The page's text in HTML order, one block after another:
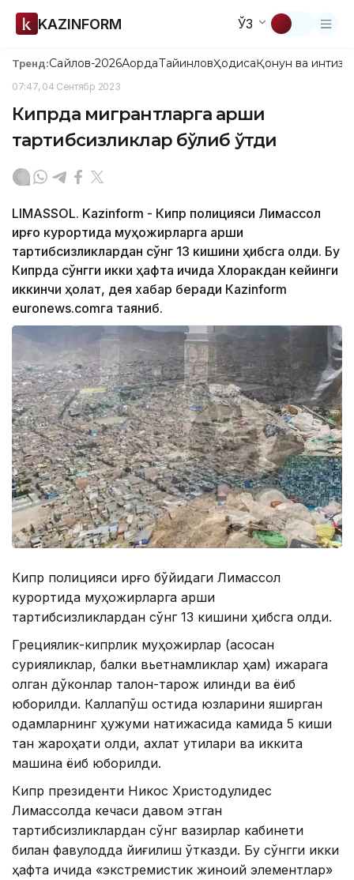
KAZINFORM ЎЗ
Тренд:Сайлов-2026АқордаТайинловҲодисаҚонун ва
07:47, 04 Сентябр 2023
Кипрда мигрантларга қарши
тартибсизликлар бўлиб ўтди
LIMASSOL. Kazinform - Кипр полицияси Лимассол
қирғоқ курортида муҳожирларга қарши
тартибсизликлардан сўнг 13 кишини ҳибсга олди. Бу
Кипрда сўнгги икки ҳафта ичида Хлоракдан кейинги
иккинчи ҳолат, дея хабар беради Кazinform
euronews.cоmга таяниб.
Кипр полицияси қирғоқ бўйидаги Лимассол
курортида муҳожирларга қарши
тартибсизликлардан сўнг 13 кишини ҳибсга олди.
Грециялик-кипрлик муҳожирлар (асосан
сурияликлар, балки вьетнамликлар ҳам) ижарага
олган дўконлар талон-тарож қилинди ва ёқиб
юборилди. Каллапўш остида юзларини яширган
одамларнинг ҳужуми натижасида камида 5 киши
тан жароҳати олди, ахлат қутилари ва иккита
машина ёқиб юборилди.
Кипр президенти Никос Христодулидес
Лимассолда кечаси давом этган
тартибсизликлардан сўнг вазирлар кабинети
билан фавқулодда йиғилиш ўтказди. Бу сўнгги икки
ҳафта ичида «экстремистик жиноий элементлар»